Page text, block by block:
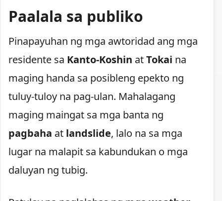
Paalala sa publiko
Pinapayuhan ng mga awtoridad ang mga
residente sa Kanto-Koshin atTokai na
maging handa sa posibleng epekto ng
tuluy-tuloy na pag-ulan. Mahalagang
maging maingat sa mga banta ng
pagbaha at landslide, lalo na sa mga
lugar na malapit sa kabundukan o mga
daluyan ng tubig.